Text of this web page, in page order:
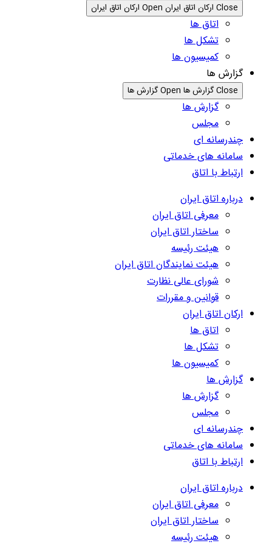
Close ارکان اتاق ایران Open ارکان اتاق ایران
اتاق ها
تشکل ها
کمیسیون ها
گزارش ها
Close گزارش ها Open گزارش ها
گزارش ها
مجلس
چندرسانه ای
سامانه های خدماتی
ارتباط با اتاق
درباره اتاق ایران
معرفی اتاق ایران
ساختار اتاق ایران
هیئت رئیسه
هیئت نمایندگان اتاق ایران
شورای عالی نظارت
قوانین و مقررات
ارکان اتاق ایران
اتاق ها
تشکل ها
کمیسیون ها
گزارش ها
گزارش ها
مجلس
چندرسانه ای
سامانه های خدماتی
ارتباط با اتاق
درباره اتاق ایران
معرفی اتاق ایران
ساختار اتاق ایران
هیئت رئیسه